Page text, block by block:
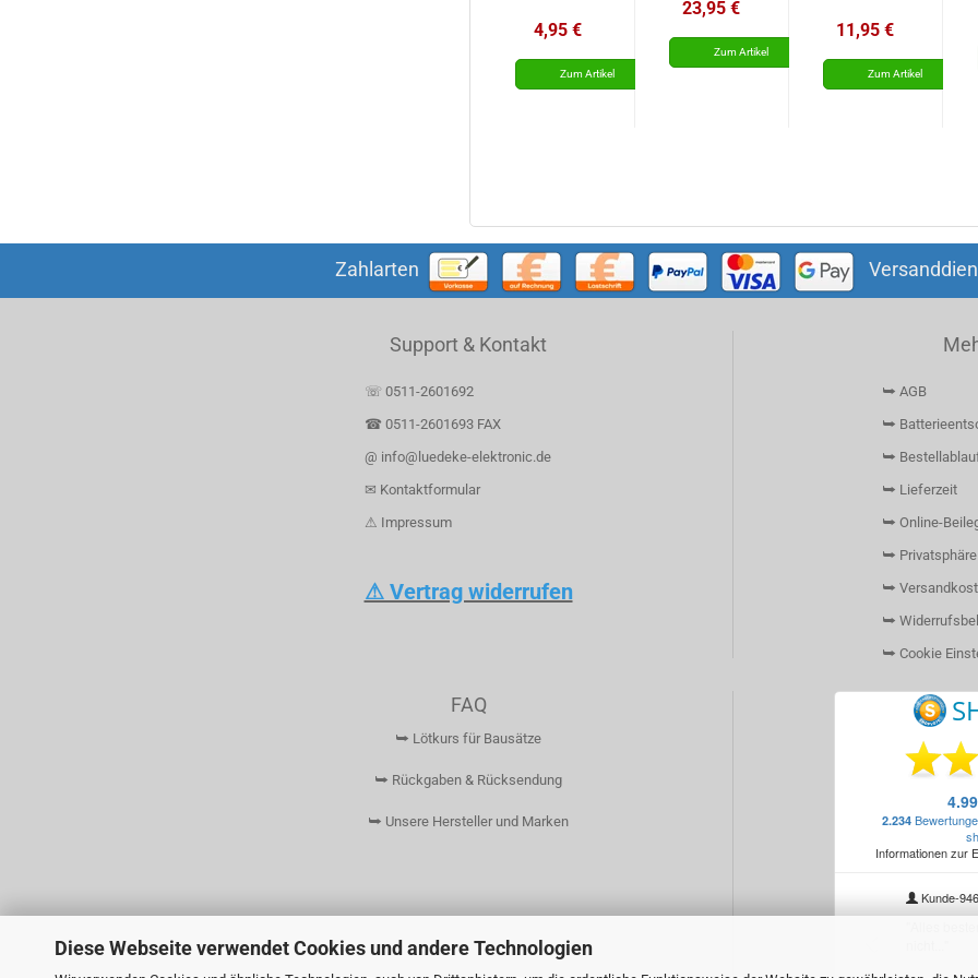
Diese Webseite verwendet Cookies und andere Technologien
4,95 €
23,95 €
11,95 €
Zahlarten
Support & Kontakt
☏ 0511-2601692
☎ 0511-2601693 FAX
@ info@luedeke-elektronic.de
✉ Kontaktformular
⚠ Impressum
⚠ Vertrag widerrufen
⮩ AGB
⮩
⮩
⮩ Lieferzeit
⮩ Online-
⮩
⮩
⮩
⮩ Cookie
FAQ
⮩ Lötkurs für Bausätze
⮩ Rückgaben & Rücksendung
⮩ Unsere Hersteller und Marken